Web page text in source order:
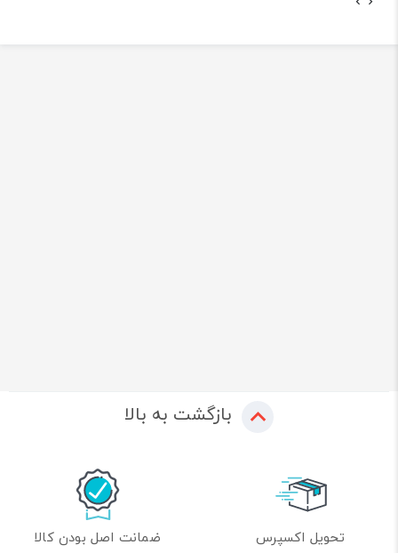
بازگشت به بالا
تحویل اکسپرس ضمانت اصل بودن کالا